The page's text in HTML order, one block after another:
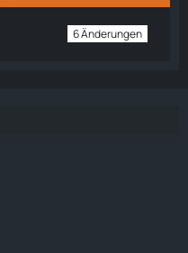
6 Änderungen